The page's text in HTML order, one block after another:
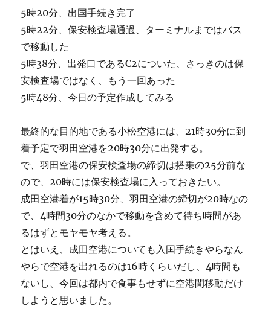
5時20分、出国手続き完了
5時22分、保安検査場通過、ターミナルまではバス
で移動した
5時38分、出発口であるC2についた、さっきのは保
安検査場ではなく、もう一回あった
5時48分、今日の予定作成してみる
最終的な目的地である小松空港には、21時30分に到
着予定で羽田空港を20時30分に出発する。
で、羽田空港の保安検査場の締切は搭乗の25分前な
ので、20時には保安検査場に入っておきたい。
成田空港着が15時30分、羽田空港の締切が20時なの
で、4時間30分のなかで移動を含めて待ち時間があ
るはずとモヤモヤ考える。
とはいえ、成田空港についても入国手続きやらなん
やらで空港を出れるのは16時くらいだし、4時間も
ないし、今回は都内で食事もせずに空港間移動だけ
しようと思いました。